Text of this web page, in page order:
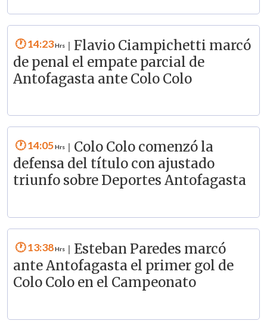
14:23
Flavio Ciampichetti marcó
de penal el empate parcial de
Antofagasta ante Colo Colo
14:05
Colo Colo comenzó la
defensa del título con ajustado
triunfo sobre Deportes Antofagasta
13:38
Esteban Paredes marcó
ante Antofagasta el primer gol de
Colo Colo en el Campeonato